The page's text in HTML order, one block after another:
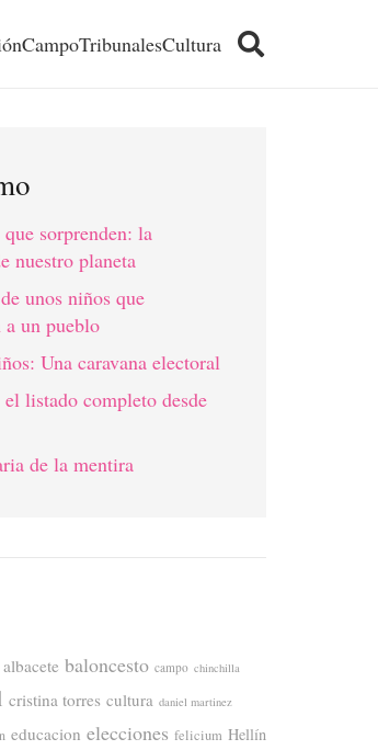
CampoTribunalesCultura
sorprenden: la
nuestro planeta
unos niños que
a un pueblo
Una caravana electoral
el listado completo desde
de la mentira
albacete baloncesto campo chinchilla
cristina torres cultura daniel martinez
educacion elecciones felicium Hellín